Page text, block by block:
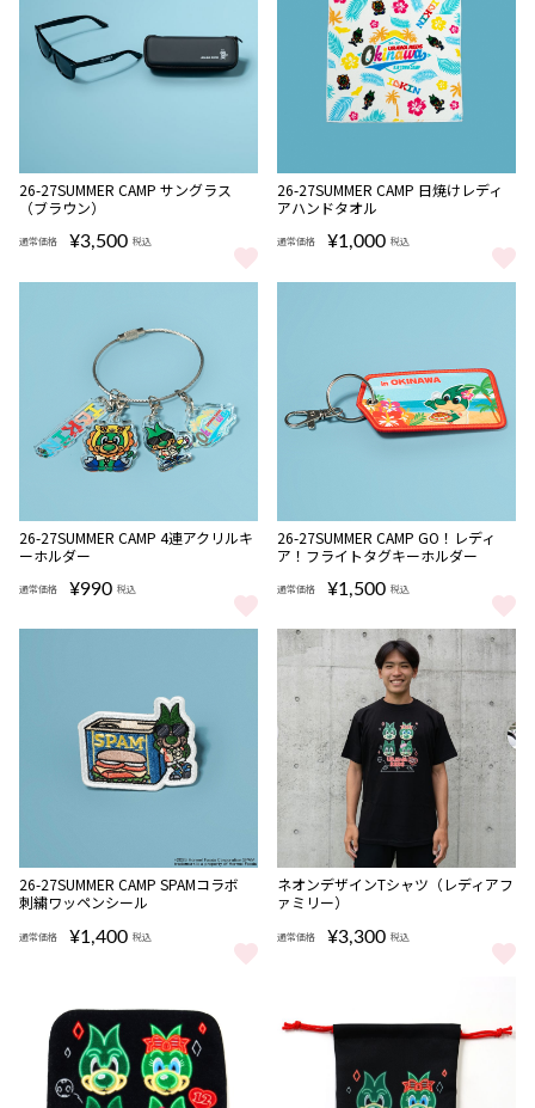
完売
26-27SUMMER CAMP サングラス
（ブラウン）
通常価格 ¥3,500 税込
26-27SUMMER CAMP サングラス（ブラウン） をもっと見る
完売
26-27SUMMER CAMP 日焼けレディ
アハンドタオル
通常価格 ¥1,000 税込
26-27SUMMER CAMP 日焼けレ
完売
26-27SUMMER CAMP 4連アクリルキ
ーホルダー
通常価格 ¥990 税込
26-27SUMMER CAMP 4連アクリルキーホルダー をもっと見る
26-27SUMMER CAMP GO！レディ
ア！フライトタグキーホルダー
通常価格 ¥1,500 税込
26-27SUMMER CAMP GO！レ
NEW
26-27SUMMER CAMP SPAMコラボ
刺繍ワッペンシール
通常価格 ¥1,400 税込
26-27SUMMER CAMP SPAMコラボ 刺繍ワッペンシール をもっと
ネオンデザインTシャツ（レディアフ
ァミリー）
通常価格 ¥3,300 税込
ネオンデザインTシャツ（レディ